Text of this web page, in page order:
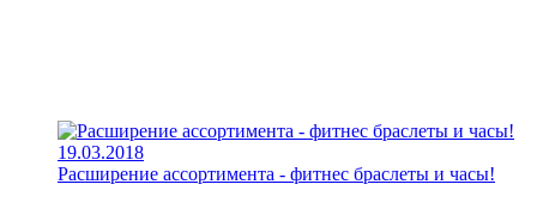
19.03.2018
Расширение ассортимента - фитнес браслеты и часы!